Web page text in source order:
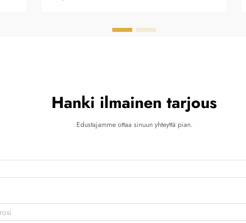
Hanki ilmainen tarjous
Edustajamme ottaa sinuun yhteyttä pian.